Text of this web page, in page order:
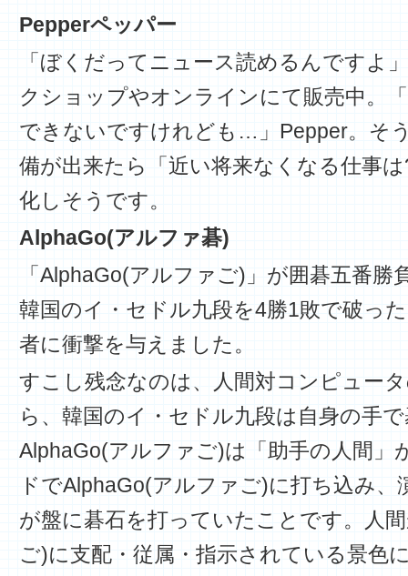
Pepperペッパー
「ぼくだってニュース読めるんですよ
クショップやオンラインにて販売中。
できないですけれども…」Pepper。そ
備が出来たら「近い将来なくなる仕事
化しそうです。
AlphaGo(アルファ碁)
「AlphaGo(アルファご)」が囲碁五番
韓国のイ・セドル九段を4勝1敗で破っ
者に衝撃を与えました。
すこし残念なのは、人間対コンピュー
ら、韓国のイ・セドル九段は自身の手
AlphaGo(アルファご)は「助手の人間」
ドでAlphaGo(アルファご)に打ち込み、
が盤に碁石を打っていたことです。人
ご)に支配・従属・指示されている景色